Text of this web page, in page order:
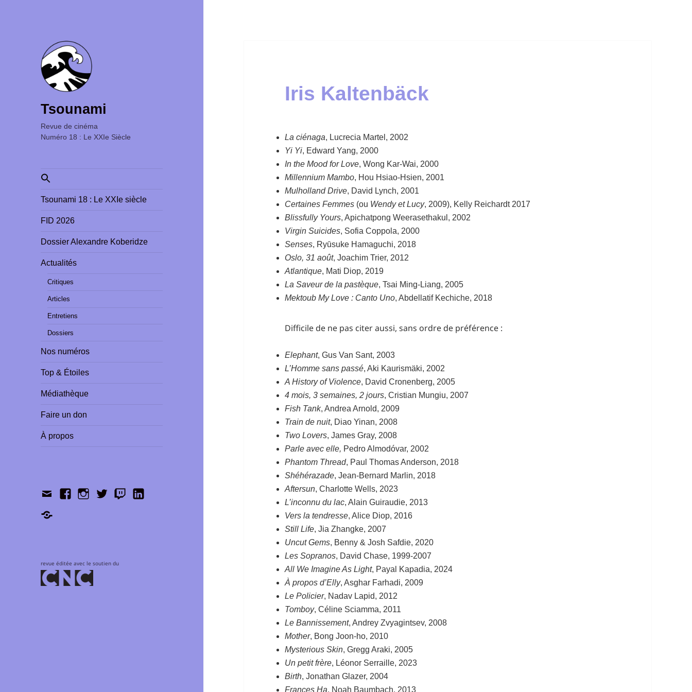
Tsounami
Revue de cinéma ‎ ‎ ‎ ‎ ‎ ‎ ‎ ‎ ‎ ‎ ‎ ‎ ‎ ‎ ‎ ‎ ‎ ‎ ‎ ‎ ‎ ‎ ‎ ‎ ‎ ‎
Numéro 18 : Le XXIe Siècle
Search
for:
Tsounami 18 : Le XXIe siècle
FID 2026
Dossier Alexandre Koberidze
Actualités
Critiques
Articles
Entretiens
Dossiers
Nos numéros
Top & Étoiles
Médiathèque
Faire un don
À propos
ContactFacebookInstagramTwitterTwitchLinkedIn
Shop
revue éditée avec le soutien du
Iris Kaltenbäck
La ciénaga, Lucrecia Martel, 2002
Yi Yi, Edward Yang, 2000
In the Mood for Love, Wong Kar-Wai, 2000
Millennium Mambo, Hou Hsiao-Hsien, 2001
Mulholland Drive, David Lynch, 2001
Certaines Femmes (ou Wendy et Lucy, 2009), Kelly Reichardt 2017
Blissfully Yours, Apichatpong Weerasethakul, 2002
Virgin Suicides, Sofia Coppola, 2000
Senses, Ryūsuke Hamaguchi, 2018
Oslo, 31 août, Joachim Trier, 2012
Atlantique, Mati Diop, 2019
La Saveur de la pastèque, Tsai Ming-Liang, 2005
Mektoub My Love : Canto Uno, Abdellatif Kechiche, 2018
Difficile de ne pas citer aussi, sans ordre de préférence :
Elephant, Gus Van Sant, 2003
L’Homme sans passé, Aki Kaurismäki, 2002
A History of Violence, David Cronenberg, 2005
4 mois, 3 semaines, 2 jours, Cristian Mungiu, 2007
Fish Tank, Andrea Arnold, 2009
Train de nuit, Diao Yinan, 2008
Two Lovers, James Gray, 2008
Parle avec elle, Pedro Almodóvar, 2002
Phantom Thread, Paul Thomas Anderson, 2018
Shéhérazade, Jean-Bernard Marlin, 2018
Aftersun, Charlotte Wells, 2023
L’inconnu du lac, Alain Guiraudie, 2013
Vers la tendresse, Alice Diop, 2016
Still Life, Jia Zhangke, 2007
Uncut Gems, Benny & Josh Safdie, 2020
Les Sopranos, David Chase, 1999-2007
All We Imagine As Light, Payal Kapadia, 2024
À propos d’Elly, Asghar Farhadi, 2009
Le Policier, Nadav Lapid, 2012
Tomboy, Céline Sciamma, 2011
Le Bannissement, Andrey Zvyagintsev, 2008
Mother, Bong Joon-ho, 2010
Mysterious Skin, Gregg Araki, 2005
Un petit frère, Léonor Serraille, 2023
Birth, Jonathan Glazer, 2004
Frances Ha, Noah Baumbach, 2013